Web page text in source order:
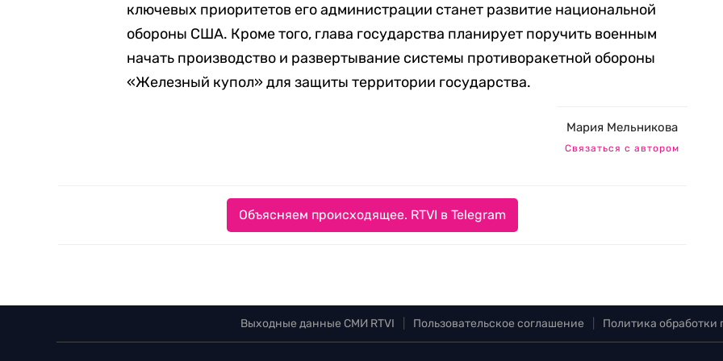
ключевых приоритетов его администрации станет развитие национальной
обороны США. Кроме того, глава государства планирует поручить военным
начать производство и развертывание системы противоракетной обороны
«Железный купол» для защиты территории государства.
Мария Мельникова
Связаться с автором
Объясняем происходящее. RTVI в Telegram
Выходные данные СМИ RTVI Пользовательское соглашение Политика